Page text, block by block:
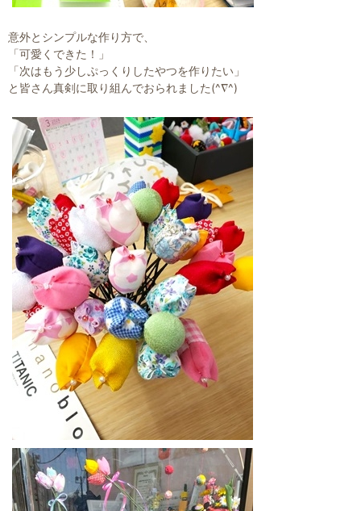
意外とシンプルな作り方で、
「可愛くできた！」
「次はもう少しぷっくりしたやつを作りたい」
と皆さん真剣に取り組んでおられました(^∇^)